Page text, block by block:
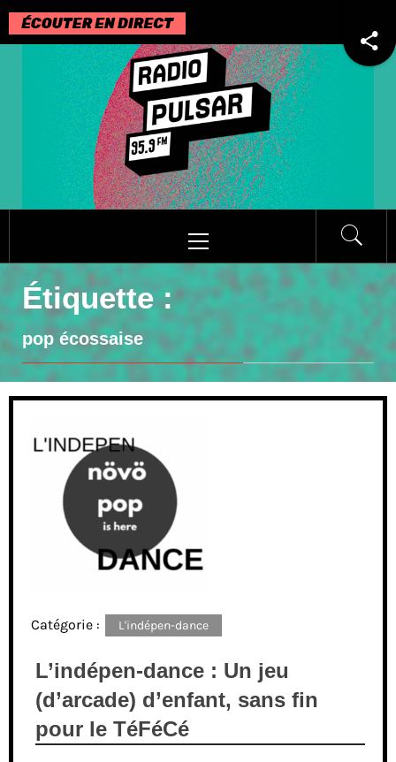
Passer
au
contenu
principal
Étiquette :
pop écossaise
Catégorie : L'indépen-dance
L’indépen-dance : Un jeu
(d’arcade) d’enfant, sans fin
pour le TéFéCé